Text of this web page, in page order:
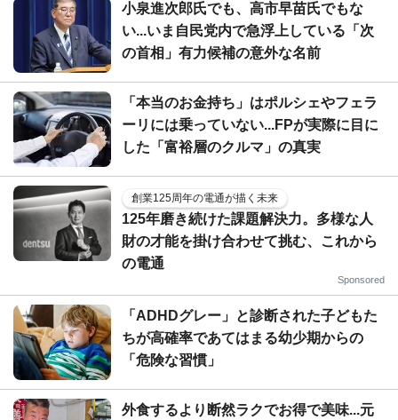
小泉進次郎氏でも、高市早苗氏でもな
い...いま自民党内で急浮上している「次
の首相」有力候補の意外な名前
「本当のお金持ち」はポルシェやフェラ
ーリには乗っていない...FPが実際に目に
した「富裕層のクルマ」の真実
創業125周年の電通が描く未来
125年磨き続けた課題解決力。多様な人
財の才能を掛け合わせて挑む、これから
の電通
Sponsored
「ADHDグレー」と診断された子どもた
ちが高確率であてはまる幼少期からの
「危険な習慣」
外食するより断然ラクでお得で美味...元